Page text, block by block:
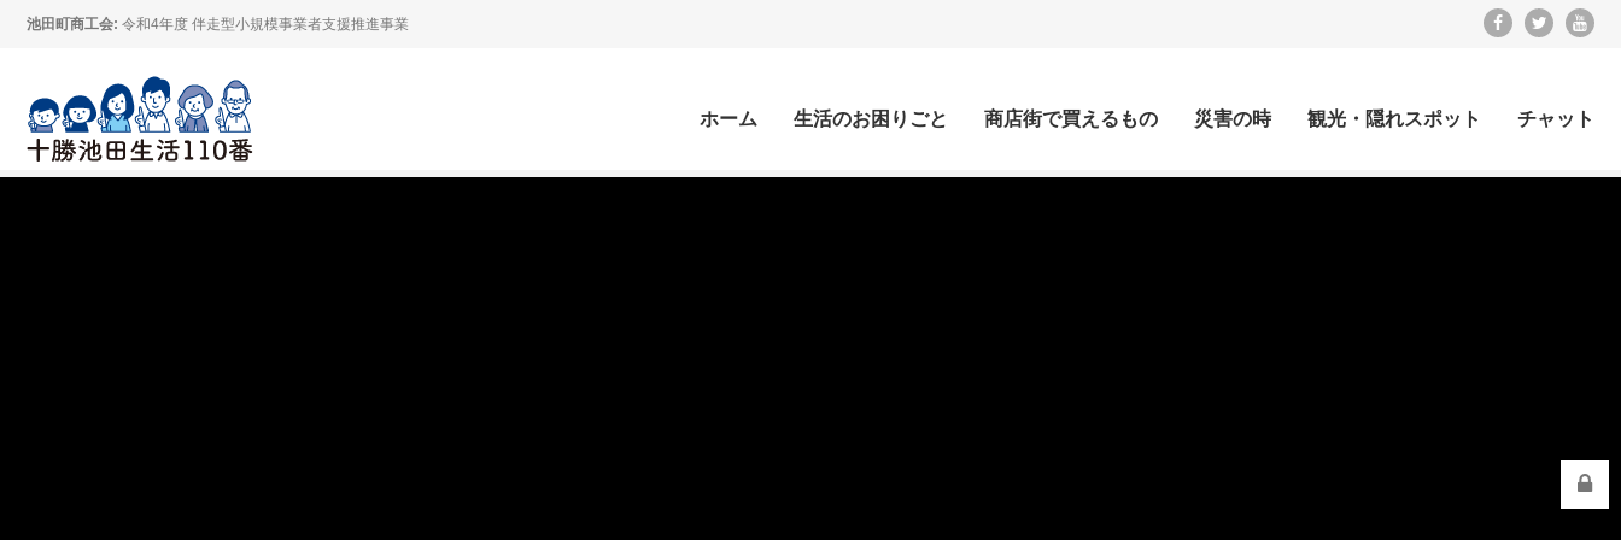
池田町商工会: 令和4年度 伴走型小規模事業者支援推進事業
ホーム 生活のお困りごと 商店街で買えるもの 災害の時 観光・隠れスポット チャット